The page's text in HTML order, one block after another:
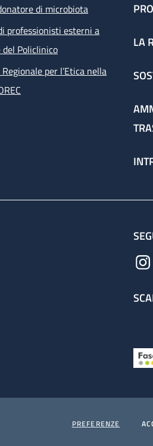
PREFERENZE COOKIES
di microbiota
professionisti esterni a
Policlinico
per l’Etica nella
LA